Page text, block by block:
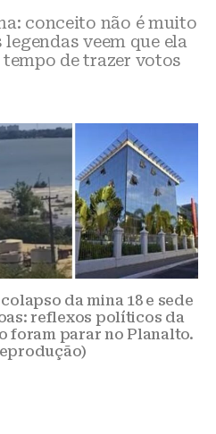
conceito não é muito
veem que ela
de trazer votos
da mina 18 e sede
reflexos políticos da
foram parar no Planalto.